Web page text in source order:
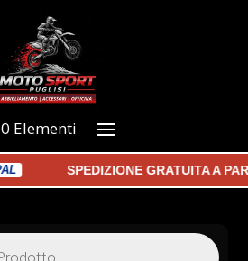
0 Elementi
SPEDIZIONE GRATUITA A